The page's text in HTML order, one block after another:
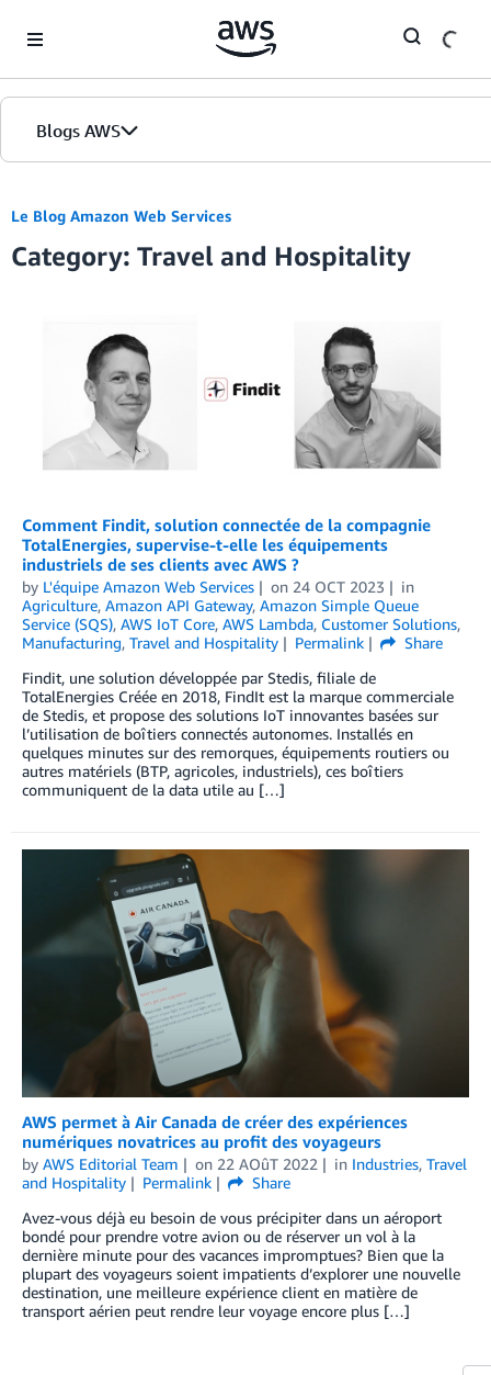
Blogs AWS
Accueil
Éditions
Le Blog Amazon Web Services
Category: Travel and Hospitality
Comment Findit, solution connectée de la compagnie
TotalEnergies, supervise-t-elle les équipements
industriels de ses clients avec AWS ?
by L'équipe Amazon Web Services on 24 OCT 2023
in
Agriculture, Amazon API Gateway, Amazon Simple Queue
Service (SQS), AWS IoT Core, AWS Lambda, Customer Solutions,
Manufacturing, Travel and Hospitality Permalink
Share
Findit, une solution développée par Stedis, filiale de
TotalEnergies Créée en 2018, FindIt est la marque commerciale
de Stedis, et propose des solutions IoT innovantes basées sur
l’utilisation de boîtiers connectés autonomes. Installés en
quelques minutes sur des remorques, équipements routiers ou
autres matériels (BTP, agricoles, industriels), ces boîtiers
communiquent de la data utile au […]
AWS permet à Air Canada de créer des expériences
numériques novatrices au profit des voyageurs
by AWS Editorial Team on 22 AOûT 2022 in Industries, Travel
and Hospitality
Permalink
Share
Avez-vous déjà eu besoin de vous précipiter dans un aéroport
bondé pour prendre votre avion ou de réserver un vol à la
dernière minute pour des vacances impromptues? Bien que la
plupart des voyageurs soient impatients d’explorer une nouvelle
destination, une meilleure expérience client en matière de
transport aérien peut rendre leur voyage encore plus […]